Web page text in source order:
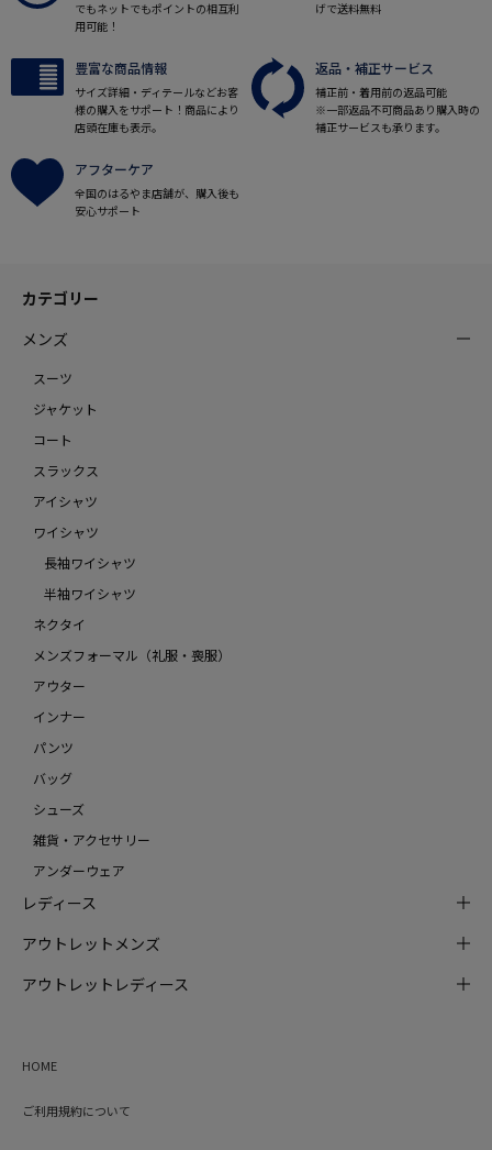
でもネットでもポイントの相互利
用可能！
げで送料無料
豊富な商品情報
サイズ詳細・ディテールなどお客
様の購入をサポート！商品により
店頭在庫も表示。
返品・補正サービス
補正前・着用前の返品可能
※一部返品不可商品あり購入時の
補正サービスも承ります。
アフターケア
全国のはるやま店舗が、購入後も
安心サポート
カテゴリー
メンズ
スーツ
ジャケット
コート
スラックス
アイシャツ
ワイシャツ
長袖ワイシャツ
半袖ワイシャツ
ネクタイ
メンズフォーマル（礼服・喪服）
アウター
インナー
パンツ
バッグ
シューズ
雑貨・アクセサリー
アンダーウェア
レディース
アウトレットメンズ
アウトレットレディース
HOME
ご利用規約について